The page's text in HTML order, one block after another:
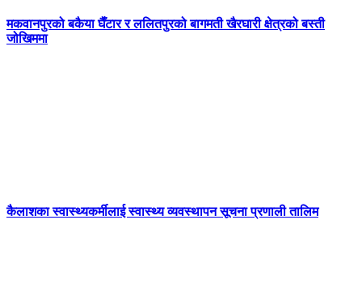
मकवानपुरको बकैया घैँटार र ललितपुरको बागमती खैरघारी क्षेत्रको बस्ती
जोखिममा
कैलाशका स्वास्थ्यकर्मीलाई स्वास्थ्य व्यवस्थापन सूचना प्रणाली तालिम